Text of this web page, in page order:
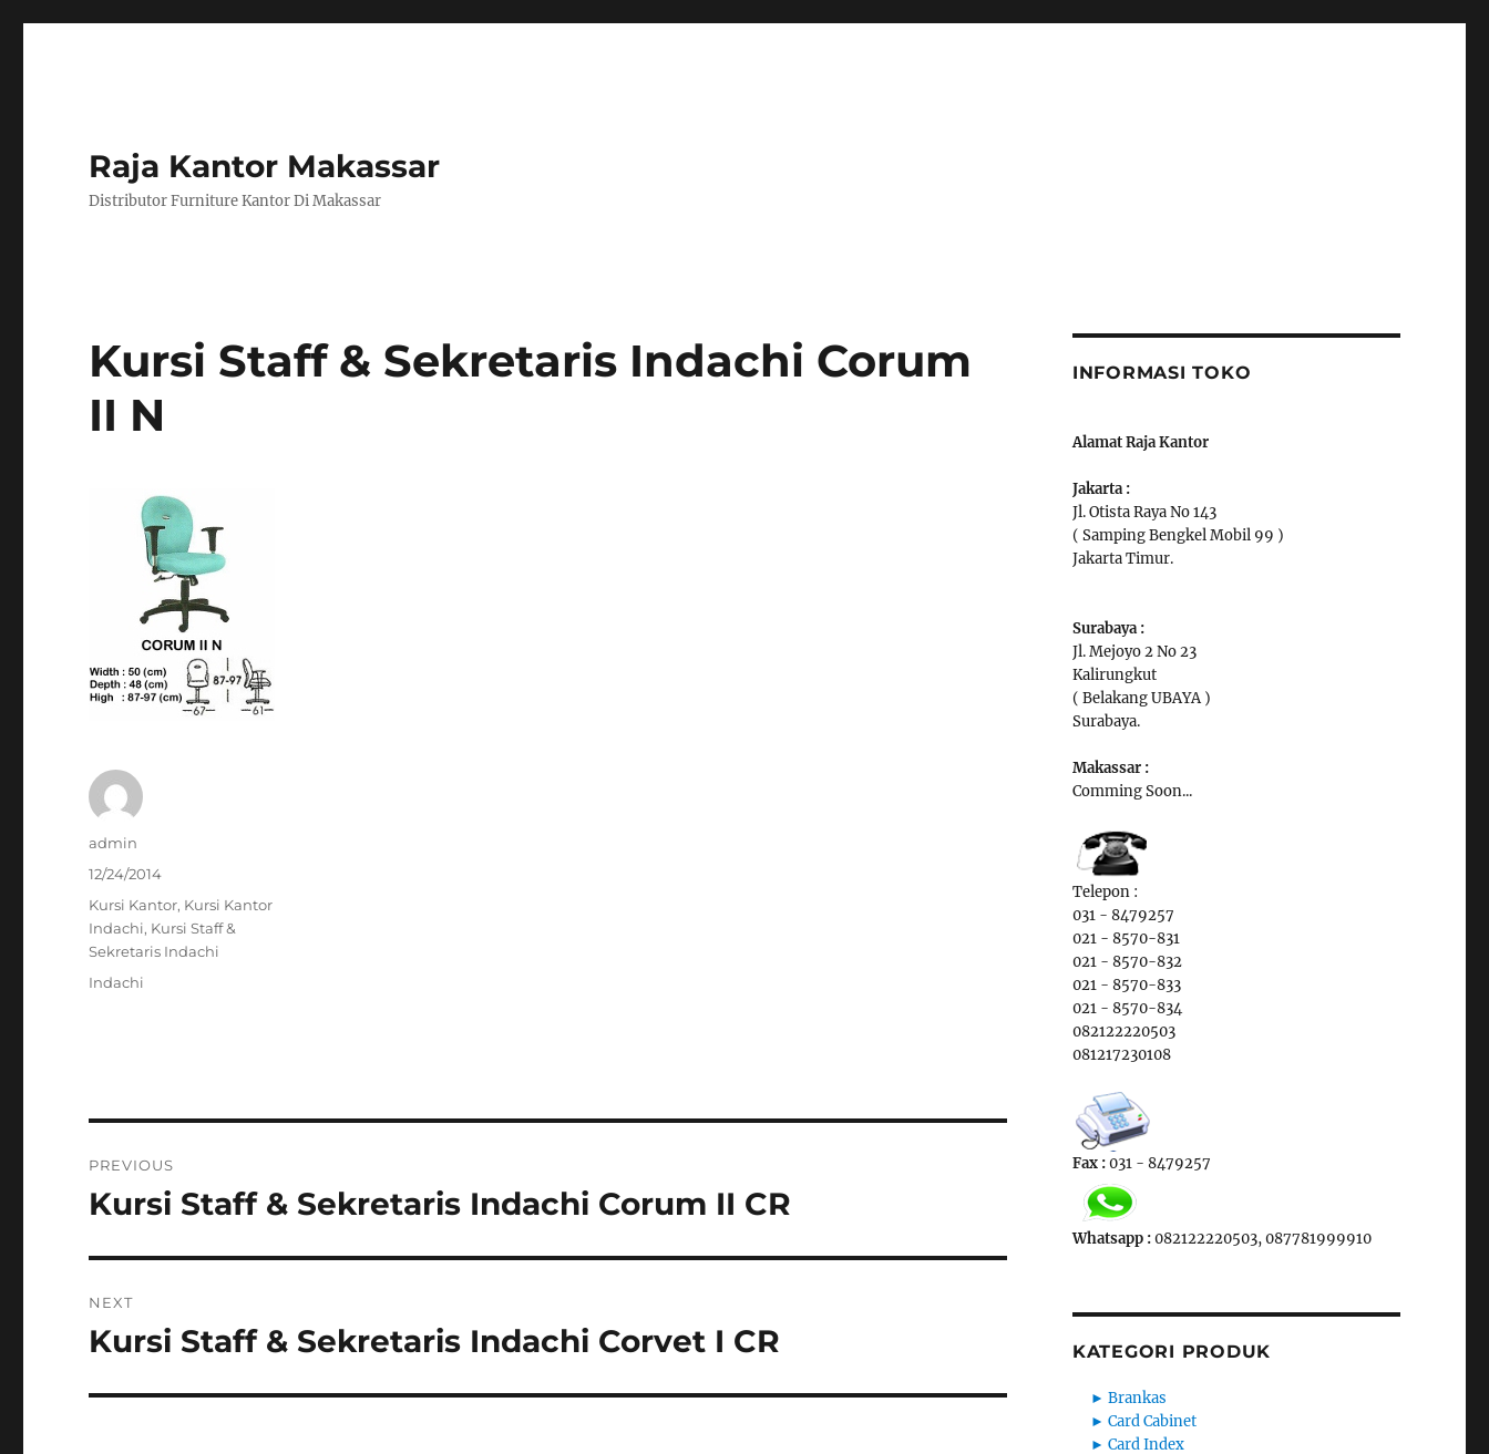
Raja Kantor Makassar
Distributor Furniture Kantor Di Makassar
Kursi Staff & Sekretaris Indachi Corum
II N
Author
admin
Posted
12/24/2014
Categories
Kursi Kantor, Kursi Kantor
Indachi, Kursi Staff &
Sekretaris Indachi
Tags
Indachi
navigation
PREVIOUS
Previous
Kursi Staff & Sekretaris Indachi Corum II CR
NEXT
Next
Kursi Staff & Sekretaris Indachi Corvet I CR
INFORMASI TOKO
Alamat Raja Kantor
Jakarta :
Jl. Otista Raya No 143
( Samping Bengkel Mobil 99 )
Jakarta Timur.
Surabaya :
Jl. Mejoyo 2 No 23
Kalirungkut
( Belakang UBAYA )
Surabaya.
Makassar :
Comming Soon...
Telepon :
031 - 8479257
021 - 8570-831
021 - 8570-832
021 - 8570-833
021 - 8570-834
082122220503
081217230108
Fax :031 - 8479257
Whatsapp :082122220503, 087781999910
KATEGORI PRODUK
► Brankas
► Card Cabinet
► Card Index